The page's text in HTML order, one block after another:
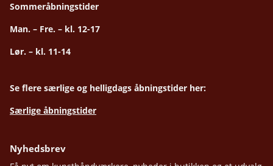
Sommeråbningstider
Man. – Fre. – kl. 12-17
Lør. – kl. 11-14
Se flere særlige og helligdags åbningstider her:
Særlige åbningstider
Nyhedsbrev